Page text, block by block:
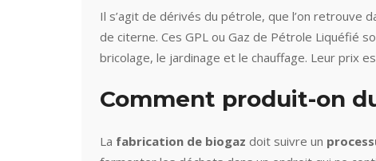
Il s’agit de dérivés du pétrole, que l’on retrouve
de citerne. Ces GPL ou Gaz de Pétrole Liquéfié
bricolage, le jardinage et le chauffage. Leur prix
Comment produit-on
La fabrication de biogaz doit suivre un